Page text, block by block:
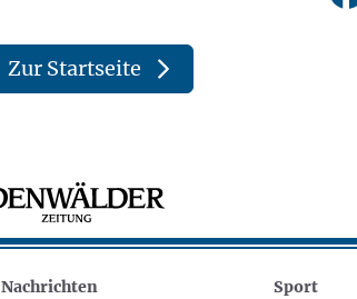
Zur Startseite
Nachrichten Sport